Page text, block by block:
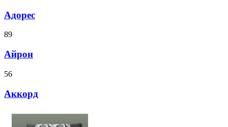
Адорес
89
Айрон
56
Аккорд